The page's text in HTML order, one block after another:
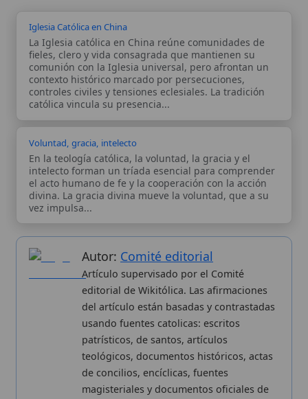
vez impulsa...
Autor:Comité editorial
Artículo supervisado por el Comité
editorial de Wikitólica. Las afirmaciones
del artículo están basadas y contrastadas
patrísticos, de santos, artículos
teológicos, documentos históricos, actas
de concilios, encíclicas, fuentes
magisteriales y documentos oficiales de
la Iglesia.
Wikitólica © 2026. Enciclopedia del patrimonio doctrinal,
histórico y litúrgico de la Iglesia Católica. Parte de la red formativa
deCurso Católico ,Buscador CatólicoyCustodio Animae. Con
analíticas anónimas. LicenciaCC BY-SA(texto). Editado en
Valencia, España.ISSN: 3101-7339. Bajo el patrocinio de San
Carlo Acutis.
Sobre nosotros
Proceso editorial
Publicación seriada
Datos abiertos
Estadísticas
Política de privacidad
Categorias
Más visitados
Nuevas entradas
Cambios recientes
Aplicaciones
Kit de Prensa
Widgets para tu web